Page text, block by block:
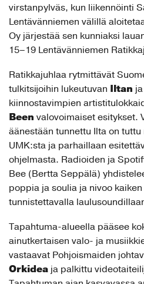
virstanpylväs, kun liikennöinti
Lentävänniemen välillä
Oy järjestää sen kunniaksi
15–19 Lentävänniemen
Ratikkajuhlaa rytmittävät
tulkitsijoihin lukeutuvan Iltan
kiinnostavimpien
Been valovoimaiset esitykset.
äänestään tunnettu Ilta on tuttu
UMK:sta ja parhaillaan
ohjelmasta. Radioiden ja
Bee (Bertta Seppälä)
poppia ja soulia ja nivoo
tunnistettavalla
Tapahtuma-alueella pääsee
ainutkertaisen valo- ja
vastaavat Pohjoismaiden
Orkidea ja palkittu